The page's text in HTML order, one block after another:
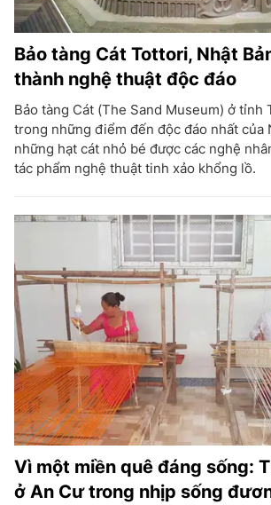
Bảo tàng Cát Tottori, Nhật
thành nghệ thuật độc đáo
Bảo tàng Cát (The Sand Museum) ở tỉnh
trong những điểm đến độc đáo nhất của
những hạt cát nhỏ bé được các nghệ
tác phẩm nghệ thuật tinh xảo khổng lồ.
Vì một miền quê đáng sống:
ở An Cư trong nhịp sống